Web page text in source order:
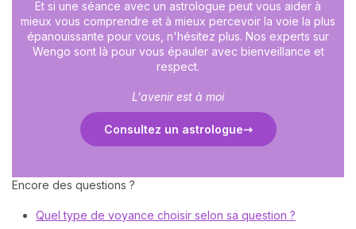
Et si une séance avec un astrologue peut vous aider à
mieux vous comprendre et à mieux percevoir la voie la plus
épanouissante pour vous, n'hésitez plus. Nos experts sur
Wengo sont là pour vous épauler avec bienveillance et
respect.
L'avenir est à moi
Consultez un astrologue
Encore des questions ?
Quel type de voyance choisir selon sa question ?